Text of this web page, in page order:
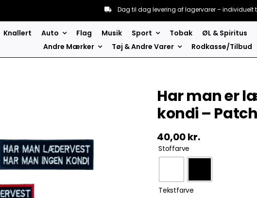
Dag til dag levering af lagervarer – individuelt
Knallert Auto Flag Musik Sport Tobak
ØL & Spiritus
Andre Mærker
Tøj & Andre Varer Rodkasse/Tilbud
Har man er
kondi –
40,00kr.
Stoffarve
Tekstfarve